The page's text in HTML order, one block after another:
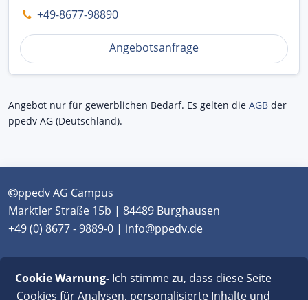
+49-8677-98890
Angebotsanfrage
Angebot nur für gewerblichen Bedarf. Es gelten die AGB der
ppedv AG (Deutschland).
ppedv AG Campus
Marktler Straße 15b | 84489 Burghausen
+49 (0) 8677 - 9889-0 | info@ppedv.de
Classroom
Cookie Warnung-Ich stimme zu, dass diese Seite
Cookies für Analysen, personalisierte Inhalte und